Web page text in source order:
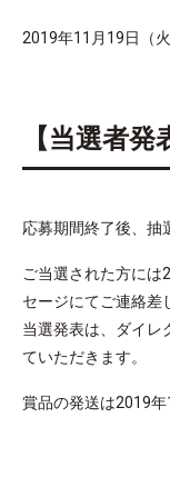
2019年11月19日（
【当選者発
応募期間終了後、抽
ご当選された方に
セージにてご連絡差
当選発表は、ダイレ
ていただきます。
賞品の発送は2019年